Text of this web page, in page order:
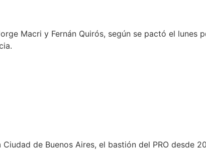
Macri y Fernán Quirós, según se pactó el lunes
de Buenos Aires, el bastión del PRO desde